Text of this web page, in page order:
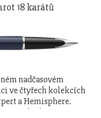
18 karátů
nadčasovém
ve čtyřech kolekcích
a Hemisphere.
řemeslného …